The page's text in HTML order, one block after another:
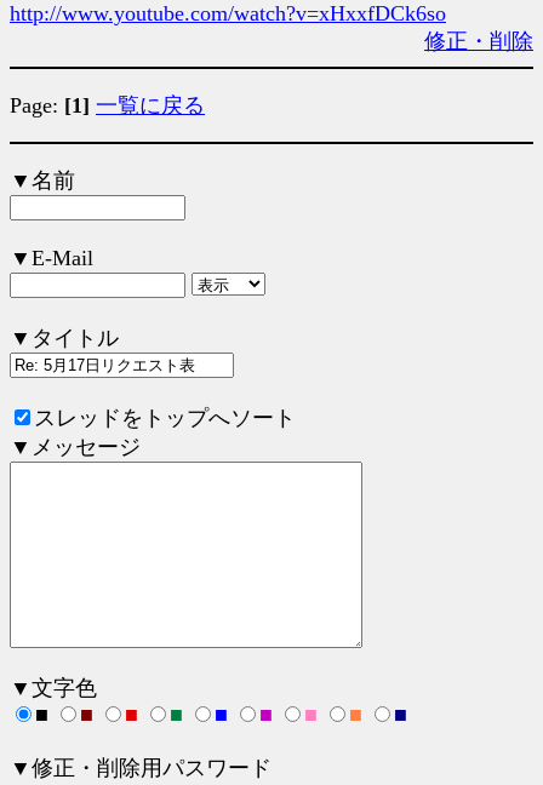
http://www.youtube.com/watch?v=xHxxfDCk6so
修正・削除
Page: [1] 一覧に戻る
▼名前
▼E-Mail
▼タイトル
スレッドをトップへソート
▼メッセージ
▼文字色
■
■ ■ ■ ■ ■ ■ ■ ■
▼修正・削除用パスワード